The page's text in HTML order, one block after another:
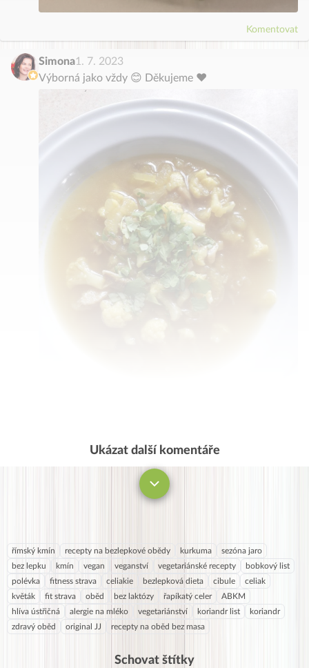
Komentovat
Simona1. 7. 2023
Výborná jako vždy 😊 Děkujeme ❤
Ukázat další komentáře
římský kmín recepty na bezlepkové obědy kurkuma
sezóna jaro
bez lepku
kmín vegan veganství vegetariánské recepty
bobkový list
polévka
fitness strava celiakie bezlepková dieta cibule
celiak
květák
fit strava oběd bez laktózy řapíkatý celer
ABKM
hlíva ústřičná
alergie na mléko vegetariánství koriandr list
koriandr
zdravý oběd
original JJ recepty na oběd bez masa
Schovat štítky